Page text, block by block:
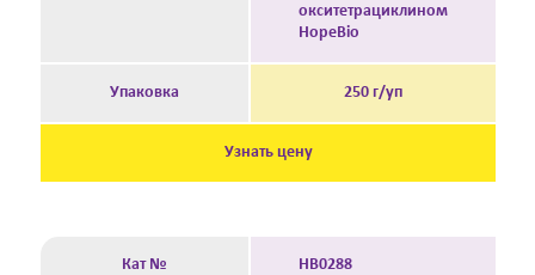
окситетрациклином
HopeBio
Упаковка 250 г/уп
Узнать цену
Кат № HB0288